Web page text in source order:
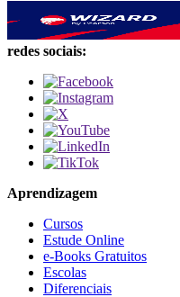
redes sociais:
Aprendizagem
Cursos
Estude Online
e-Books Gratuitos
Escolas
Diferenciais